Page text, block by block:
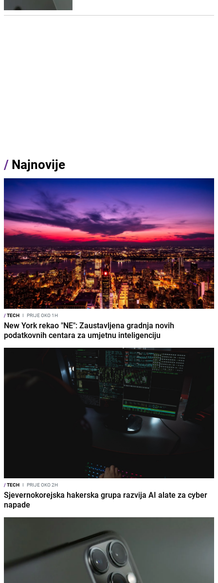
/ Najnovije
/TECH I PRIJE OKO 1H
New York rekao "NE": Zaustavljena gradnja novih
podatkovnih centara za umjetnu inteligenciju
/TECH I PRIJE OKO 2H
Sjevernokorejska hakerska grupa razvija AI alate za cyber
napade